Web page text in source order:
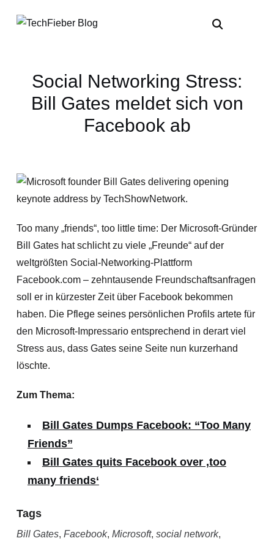
Social Networking Stress:
Bill Gates meldet sich von
Facebook ab
Too many „friends“, too little time: Der Microsoft-Gründer
Bill Gates hat schlicht zu viele „Freunde“ auf der
weltgrößten Social-Networking-Plattform
Facebook.com – zehntausende Freundschaftsanfragen
soll er in kürzester Zeit über Facebook bekommen
haben. Die Pflege seines persönlichen Profils artete für
den Microsoft-Impressario entsprechend in derart viel
Stress aus, dass Gates seine Seite nun kurzerhand
löschte.
Zum Thema:
Bill Gates Dumps Facebook: “Too Many
Friends”
Bill Gates quits Facebook over ‚too
many friends‘
Tags
Bill Gates, Facebook, Microsoft, social network,